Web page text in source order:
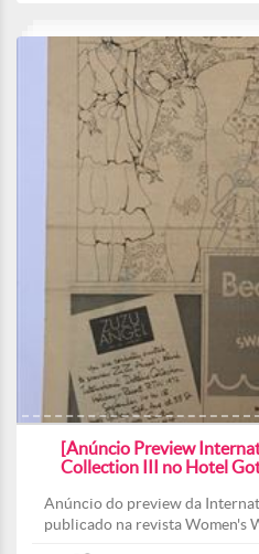
[Anúncio Preview
Collection III no Hotel
Anúncio do preview da
publicado na revista Women's